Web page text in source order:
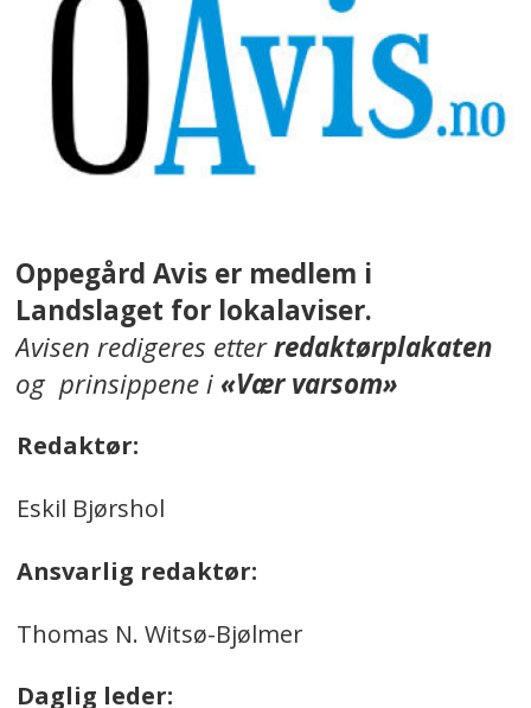
Oppegård Avis er medlem i
Landslaget for lokalaviser.
Avisen redigeres etterredaktørplakaten
og prinsippene i«Vær varsom»
Redaktør:
Eskil Bjørshol
Ansvarlig redaktør:
Thomas N. Witsø-Bjølmer
Daglig leder: